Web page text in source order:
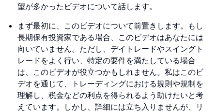
望が多かったビデオについて話します。
まず最初に、このビデオについて前置きします。もし
長期保有投資家である場合、このビデオはあなたには
向いていません。ただし、デイトレードやスイングト
レードをよく行い、特定の要件を満たしている場合
は、このビデオが役立つかもしれません。私はこのビ
デオを通じて、トレーディングにおける規則や規制を
理解し、税金などの利点を得られるよう助けたいと考
えています。しかし、詳細には立ち入りませんが、リ